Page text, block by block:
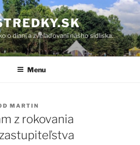
o dianí a zveľaďovaní nášho sídliska.
Menu
MARTIN
z rokovania